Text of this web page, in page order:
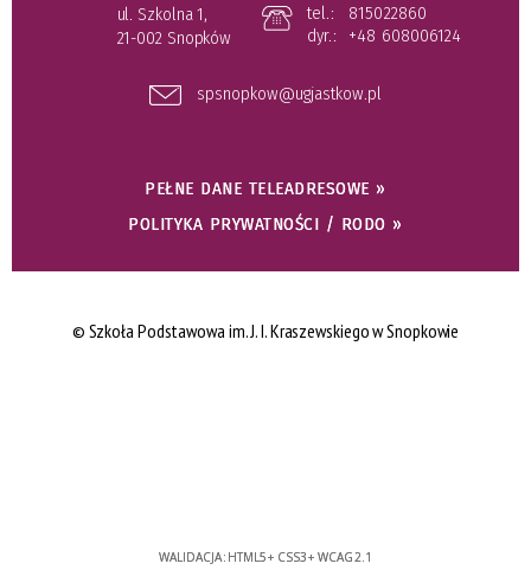
ul. Szkolna 1,
21-002 Snopków
tel.:
815022860
dyr.:
+48 608006124
spsnopkow@ugjastkow.pl
PEŁNE DANE TELEADRESOWE »
POLITYKA PRYWATNOŚCI / RODO »
© Szkoła Podstawowa im. J. I. Kraszewskiego w Snopkowie
WALIDACJA: HTML5+ CSS3+ WCAG 2.1